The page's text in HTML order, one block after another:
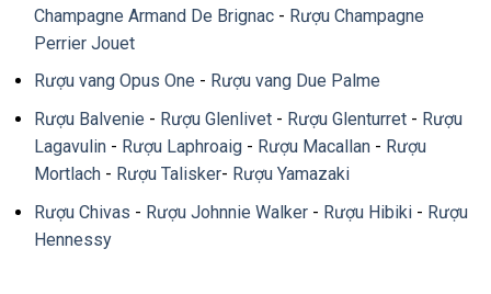
Champagne Armand De Brignac- Rượu Champagne
Perrier Jouet
Rượu vang Opus One - Rượu vang Due Palme
Rượu Balvenie - Rượu Glenlivet- Rượu Glenturret- Rượu
Lagavulin- Rượu Laphroaig- Rượu Macallan- Rượu
Mortlach- Rượu Talisker- Rượu Yamazaki
Rượu Chivas - Rượu Johnnie Walker- Rượu Hibiki- Rượu
Hennessy